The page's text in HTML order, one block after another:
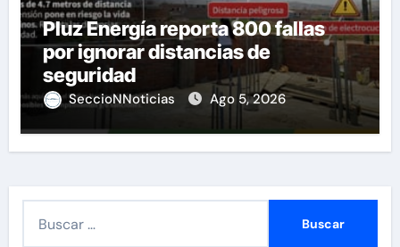
Pluz Energía reporta 800 fallas
por ignorar distancias de
seguridad
SeccioNNoticias Ago 5, 2026